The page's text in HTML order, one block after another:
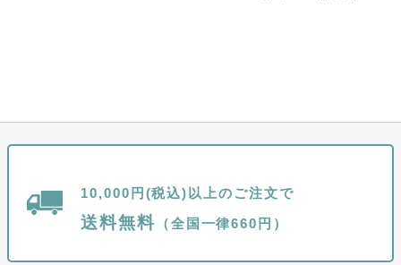
10,000円(税込)以上のご注文で
送料無料 （全国一律660円）